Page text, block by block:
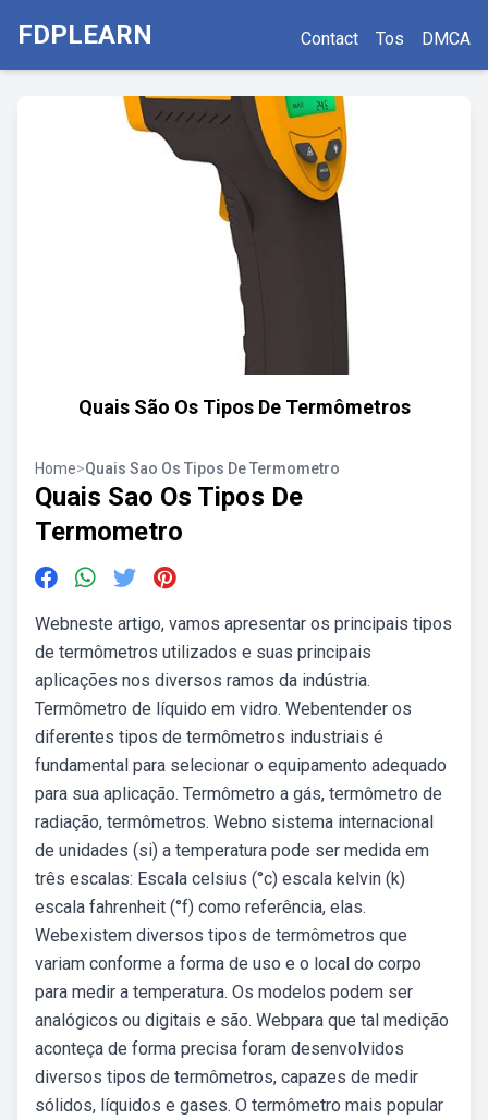
FDPLEARN Contact Tos DMCA
Quais São Os Tipos De Termômetros
Home>Quais Sao Os Tipos De Termometro
Quais Sao Os Tipos De
Termometro
Webneste artigo, vamos apresentar os principais tipos
de termômetros utilizados e suas principais
aplicações nos diversos ramos da indústria.
Termômetro de líquido em vidro. Webentender os
diferentes tipos de termômetros industriais é
fundamental para selecionar o equipamento adequado
para sua aplicação. Termômetro a gás, termômetro de
radiação, termômetros. Webno sistema internacional
de unidades (si) a temperatura pode ser medida em
três escalas: Escala celsius (°c) escala kelvin (k)
escala fahrenheit (°f) como referência, elas.
Webexistem diversos tipos de termômetros que
variam conforme a forma de uso e o local do corpo
para medir a temperatura. Os modelos podem ser
analógicos ou digitais e são. Webpara que tal medição
aconteça de forma precisa foram desenvolvidos
diversos tipos de termômetros, capazes de medir
sólidos, líquidos e gases. O termômetro mais popular